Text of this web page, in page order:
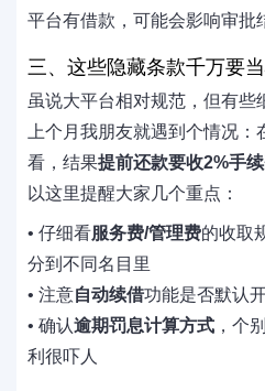
平台有借款，可能会影响审批
三、这些隐藏条款千万要
虽说大平台相对规范，但有些
上个月我朋友就遇到个情况
看，结果提前还款要收2%手
以这里提醒大家几个重点：
• 仔细看服务费/管理费的收取
分到不同名目里
• 注意自动续借功能是否默认
• 确认逾期罚息计算方式 ，个
利很吓人